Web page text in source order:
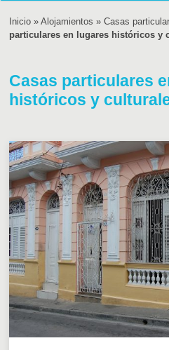
Inicio »Alojamientos »Casas
particulares en lugares históricos y
Casas particulares
históricos y